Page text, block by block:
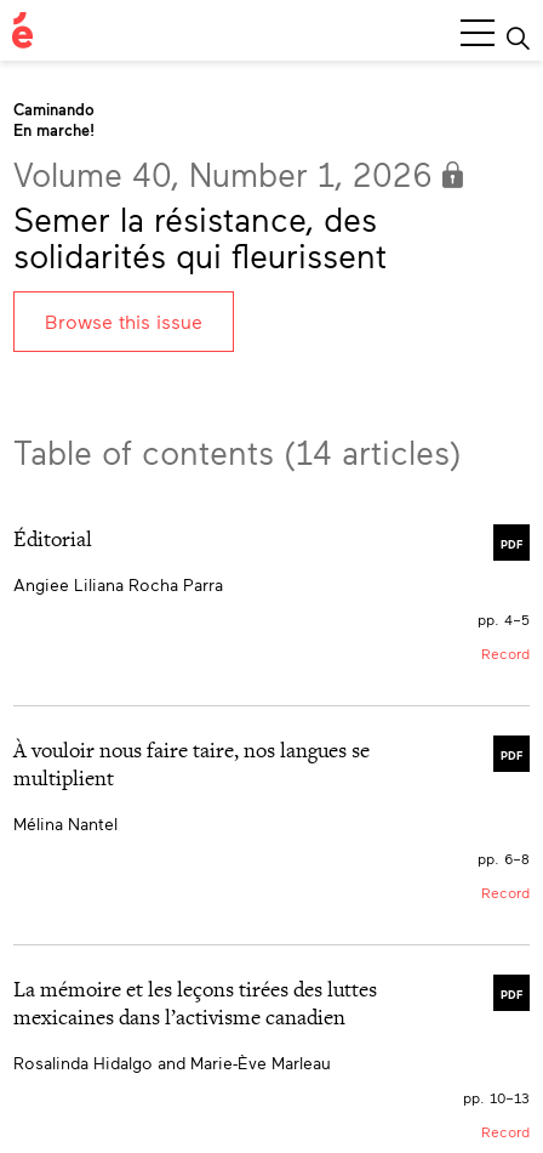
Main
Menu
Caminando
En marche!
Volume 40, Number 1, 2026
Semer la résistance, des
solidarités qui fleurissent
Browse this issue
Table of contents (14 articles)
PDF
Éditorial
Angiee Liliana Rocha Parra
pp. 4–5
Record
PDF
À vouloir nous faire taire, nos langues se
multiplient
Mélina Nantel
pp. 6–8
Record
PDF
La mémoire et les leçons tirées des luttes
mexicaines dans l’activisme canadien
Rosalinda Hidalgo and Marie-Ève Marleau
pp. 10–13
Record